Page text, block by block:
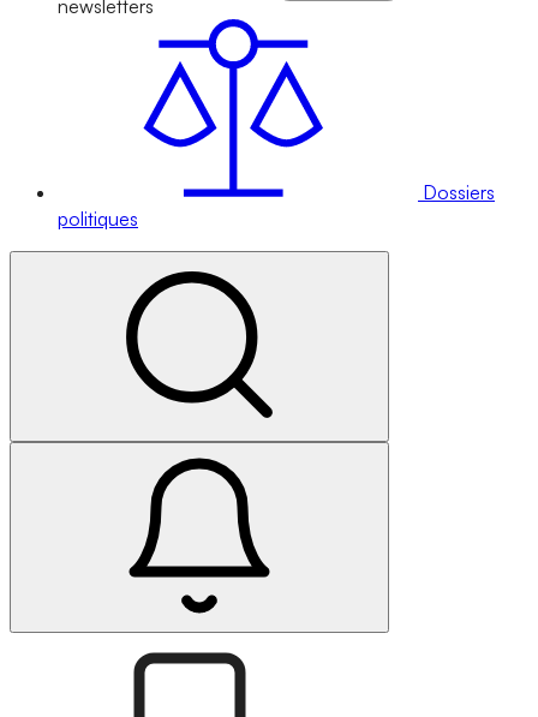
newsletters
Dossiers
politiques